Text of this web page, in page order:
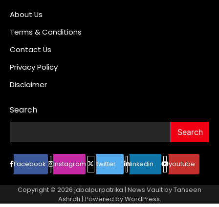
About Us
Terms & Conditions
Contact Us
Privacy Policy
Disclaimer
Search
Search
Facebook instagram twitter linkedin youtube
Copyright © 2026 jabalpurpatrika | News Vault byTahseen
Ashrafi | Powered byWordPress.